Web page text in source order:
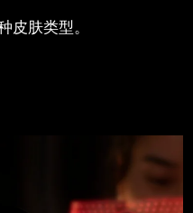
皮肤类型。